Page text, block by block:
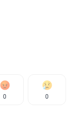
0 0